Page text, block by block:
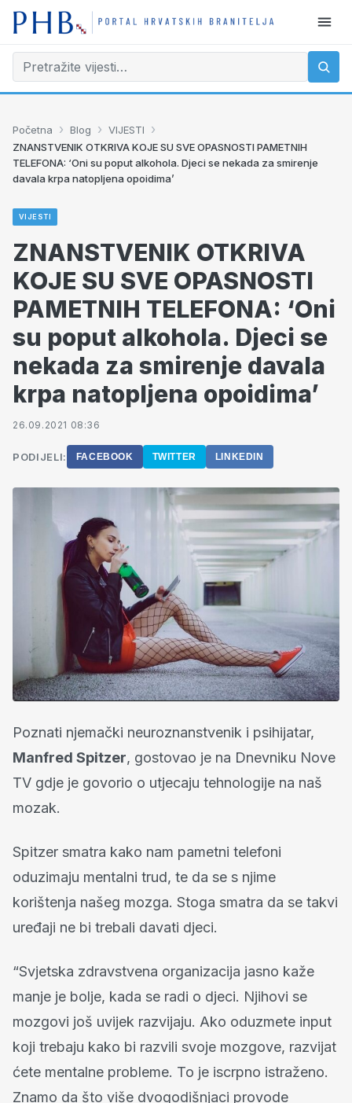
Početna › Blog › VIJESTI ›
ZNANSTVENIK OTKRIVA KOJE SU SVE OPASNOSTI PAMETNIH
TELEFONA: ‘Oni su poput alkohola. Djeci se nekada za smirenje
davala krpa natopljena opoidima’
VIJESTI
ZNANSTVENIK OTKRIVA
KOJE SU SVE OPASNOSTI
PAMETNIH TELEFONA: ‘Oni
su poput alkohola. Djeci se
nekada za smirenje davala
krpa natopljena opoidima’
26.09.2021 08:36
PODIJELI: FACEBOOK TWITTER LINKEDIN
Poznati njemački neuroznanstvenik i psihijatar,
Manfred Spitzer, gostovao je na Dnevniku Nove
TV gdje je govorio o utjecaju tehnologije na naš
mozak.
Spitzer smatra kako nam pametni telefoni
oduzimaju mentalni trud, te da se s njime
korištenja našeg mozga. Stoga smatra da se takvi
uređaji ne bi trebali davati djeci.
“Svjetska zdravstvena organizacija jasno kaže
manje je bolje, kada se radi o djeci. Njihovi se
mozgovi još uvijek razvijaju. Ako oduzmete input
koji trebaju kako bi razvili svoje mozgove, razvijat
ćete mentalne probleme. To je iscrpno istraženo.
Znamo da što više dvogodišnjaci provode